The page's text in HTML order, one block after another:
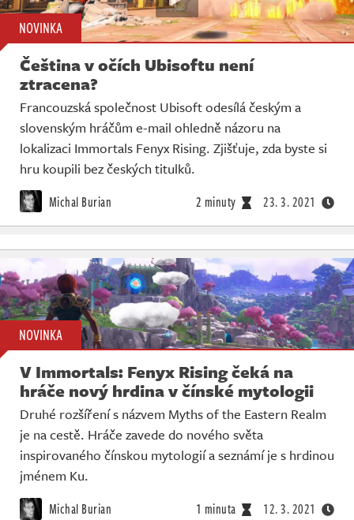
NOVINKA
Čeština v očích Ubisoftu není
ztracena?
Francouzská společnost Ubisoft odesílá českým a
slovenským hráčům e-mail ohledně názoru na
lokalizaci Immortals Fenyx Rising. Zjišťuje, zda byste si
hru koupili bez českých titulků.
Michal Burian 2 minuty 23. 3. 2021
NOVINKA
V Immortals: Fenyx Rising čeká na
hráče nový hrdina v čínské mytologii
Druhé rozšíření s názvem Myths of the Eastern Realm
je na cestě. Hráče zavede do nového světa
inspirovaného čínskou mytologií a seznámí je s hrdinou
jménem Ku.
Michal Burian 1 minuta 12. 3. 2021